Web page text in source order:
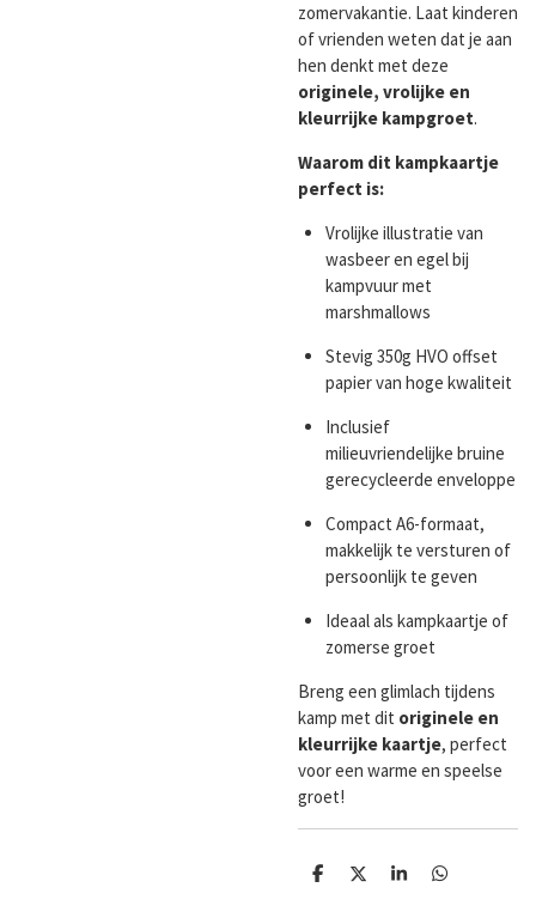
zomervakantie. Laat kinderen
of vrienden weten dat je aan
hen denkt met deze
originele, vrolijke en
kleurrijke kampgroet.
Waarom dit kampkaartje
perfect is:
Vrolijke illustratie van
wasbeer en egel bij
kampvuur met
marshmallows
Stevig 350g HVO offset
papier van hoge kwaliteit
Inclusief
milieuvriendelijke bruine
gerecycleerde enveloppe
Compact A6-formaat,
makkelijk te versturen of
persoonlijk te geven
Ideaal als kampkaartje of
zomerse groet
Breng een glimlach tijdens
kamp met dit originele en
kleurrijke kaartje, perfect
voor een warme en speelse
groet!
D
D
S
D